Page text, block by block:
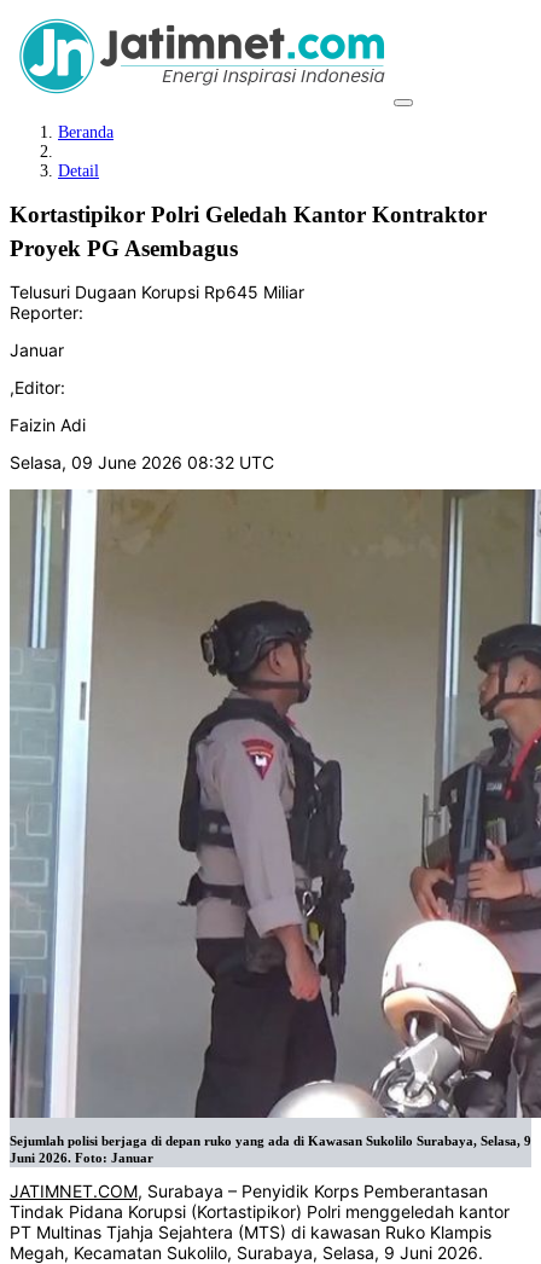
Beranda
Detail
Kortastipikor Polri Geledah Kantor Kontraktor
Proyek PG Asembagus
Telusuri Dugaan Korupsi Rp645 Miliar
Reporter:
Januar
,Editor:
Faizin Adi
Selasa, 09 June 2026 08:32 UTC
Sejumlah polisi berjaga di depan ruko yang ada di Kawasan Sukolilo Surabaya, Selasa, 9
Juni 2026. Foto: Januar
JATIMNET.COM, Surabaya – Penyidik Korps Pemberantasan
Tindak Pidana Korupsi (Kortastipikor) Polri menggeledah kantor
PT Multinas Tjahja Sejahtera (MTS) di kawasan Ruko Klampis
Megah, Kecamatan Sukolilo, Surabaya, Selasa, 9 Juni 2026.